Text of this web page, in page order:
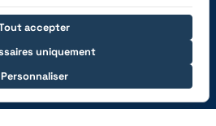
nous
uniquement
Personnaliser
accepter